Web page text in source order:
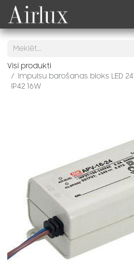
Skip to Content
Visi produkti
Impulsu barošanas bloks LED
IP42 16W